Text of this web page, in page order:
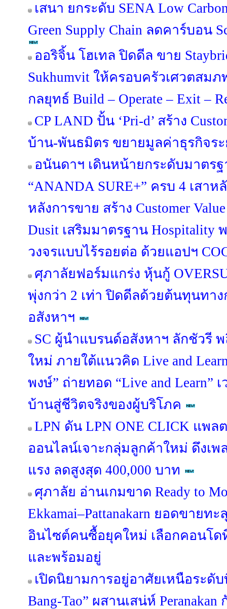
เสนา ยกระดับ SENA Low
Green Supply Chain ลดคาร์บอน
ออริจิ้น โฮเทล ปิดดีล ขาย
Sukhumvit ให้ครอบครัวเศวตสม
กลยุทธ์ Build – Operate – Exit –
CP LAND ปั้น ‘Pri-d’ สร้าง
บ้าน-พันธมิตร ขยายมูลค่าธุรกิจระ
อนันดาฯ เดินหน้ายกระดับมาตร
“ANANDA SURE+” ครบ 4 เสา
หลังการขาย สร้าง Customer
Dusit เสริมมาตรฐาน Hospitality
วงจรแบบไร้รอยต่อ ด้วยแอปฯ
ศุภาลัยฟอร์มแกร่ง หุ้นกู้
พุ่งกว่า 2 เท่า ปิดดีลด้วยต้นทุนทา
อสังหาฯ
SC ผู้นำแบรนด์อสังหาฯ ลักชัวรี
ใหม่ ภายใต้แนวคิด Live and
พงษ์” ถ่ายทอด “Live and Learn”
บ้านสู่ชีวิตจริงของผู้บริโภค
LPN ดัน LPN ONE CLICK แพ
ออนไลน์เจาะกลุ่มลูกค้าใหม่ ดึงเ
แรง ลดสูงสุด 400,000 บาท
ศุภาลัย อ่านเกมขาด Ready to
Ekkamai–Pattanakarn ยอดขายท
อินไซต์คนซื้อยุคใหม่ เลือกคอนโ
และพร้อมอยู่
เปิดนิยามการอยู่อาศัยเหนือระดับ
Bang-Tao” ผสานเสน่ห์ Peranakan